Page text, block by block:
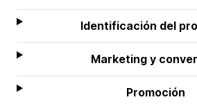
Identificación del
Marketing y
Promoción